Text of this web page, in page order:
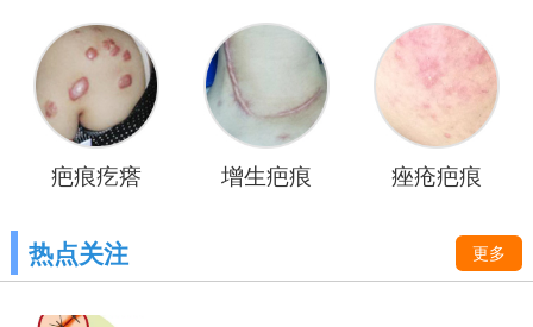
疤痕疙瘩 增生疤痕 痤疮疤痕
热点关注 更多